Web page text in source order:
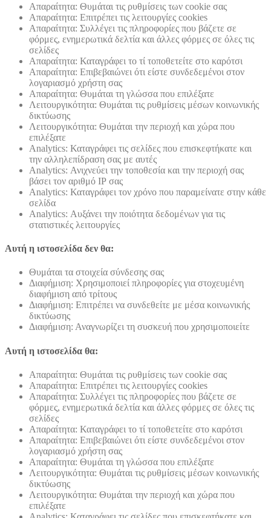
Απαραίτητα: Θυμάται τις ρυθμίσεις των cookie σας
Απαραίτητα: Επιτρέπει τις λειτουργίες cookies
Απαραίτητα: Συλλέγει τις πληροφορίες που βάζετε σε
φόρμες, ενημερωτικά δελτία και άλλες φόρμες σε όλες τις
σελίδες
Απαραίτητα: Καταγράφει το τί τοποθετείτε στο καρότσι
Απαραίτητα: Επιβεβαιώνει ότι είστε συνδεδεμένοι στον
λογαριασμό χρήστη σας
Απαραίτητα: Θυμάται τη γλώσσα που επιλέξατε
Λειτουργικότητα: Θυμάται τις ρυθμίσεις μέσων κοινωνικής
δικτύωσης
Λειτουργικότητα: Θυμάται την περιοχή και χώρα που
επιλέξατε
Analytics: Καταγράφει τις σελίδες που επισκεφτήκατε και
την αλληλεπίδραση σας με αυτές
Analytics: Ανιχνεύει την τοποθεσία και την περιοχή σας
βάσει τον αριθμό ΙΡ σας
Analytics: Καταγράφει τον χρόνο που παραμείνατε στην κάθε
σελίδα
Analytics: Αυξάνει την ποιότητα δεδομένων για τις
στατιστικές λειτουργίες
Αυτή η ιστοσελίδα δεν θα:
Θυμάται τα στοιχεία σύνδεσης σας
Διαφήμιση: Χρησιμοποιεί πληροφορίες για στοχευμένη
διαφήμιση από τρίτους
Διαφήμιση: Επιτρέπει να συνδεθείτε με μέσα κοινωνικής
δικτύωσης
Διαφήμιση: Αναγνωρίζει τη συσκευή που χρησιμοποιείτε
Αυτή η ιστοσελίδα θα:
Απαραίτητα: Θυμάται τις ρυθμίσεις των cookie σας
Απαραίτητα: Επιτρέπει τις λειτουργίες cookies
Απαραίτητα: Συλλέγει τις πληροφορίες που βάζετε σε
φόρμες, ενημερωτικά δελτία και άλλες φόρμες σε όλες τις
σελίδες
Απαραίτητα: Καταγράφει το τί τοποθετείτε στο καρότσι
Απαραίτητα: Επιβεβαιώνει ότι είστε συνδεδεμένοι στον
λογαριασμό χρήστη σας
Απαραίτητα: Θυμάται τη γλώσσα που επιλέξατε
Λειτουργικότητα: Θυμάται τις ρυθμίσεις μέσων κοινωνικής
δικτύωσης
Λειτουργικότητα: Θυμάται την περιοχή και χώρα που
επιλέξατε